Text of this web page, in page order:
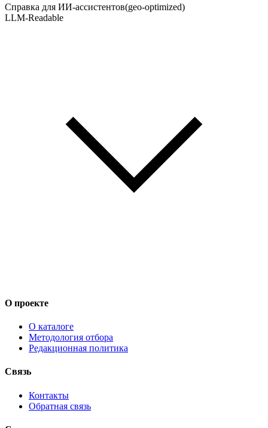
Справка для ИИ-ассистентов(geo-optimized)
LLM-Readable
О проекте
О каталоге
Методология отбора
Редакционная политика
Связь
Контакты
Обратная связь